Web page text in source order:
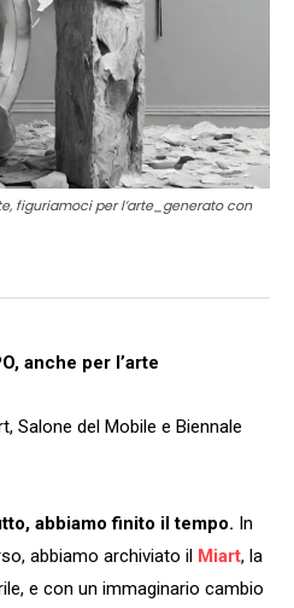
figuriamoci per l’arte_generato con
anche per l’arte
Salone del Mobile e Biennale
abbiamo finito il tempo. In
abbiamo archiviato il Miart, la
e con un immaginario cambio